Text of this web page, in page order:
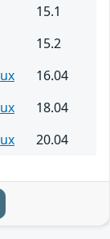
15.1
15.2
16.04
18.04
20.04